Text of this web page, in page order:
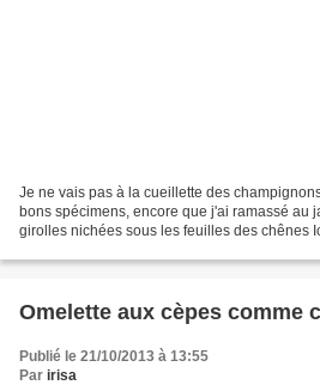
Je ne vais pas à la cueillette des
bons spécimens, encore que j'ai ramassé au
girolles nichées sous les feuilles des chênes
Omelette aux cèpes comme
Publié le 21/10/2013 à 13:55
Par irisa